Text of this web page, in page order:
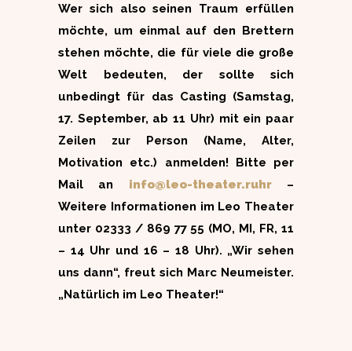
Wer sich also seinen Traum erfüllen
möchte, um einmal auf den Brettern
stehen möchte, die für viele die große
Welt bedeuten, der sollte sich
unbedingt für das Casting (Samstag,
17. September, ab 11 Uhr) mit ein paar
Zeilen zur Person (Name, Alter,
Motivation etc.) anmelden! Bitte per
Mail an info@leo-theater.ruhr–
Weitere Informationen im Leo Theater
unter 02333 / 869 77 55 (MO, MI, FR, 11
– 14 Uhr und 16 – 18 Uhr). „Wir sehen
uns dann“, freut sich Marc Neumeister.
„Natürlich im Leo Theater!“